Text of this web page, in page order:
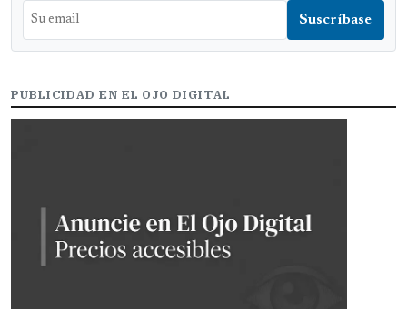
PUBLICIDAD EN EL OJO DIGITAL